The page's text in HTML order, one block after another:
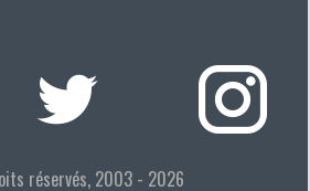
réservés, 2003 - 2026